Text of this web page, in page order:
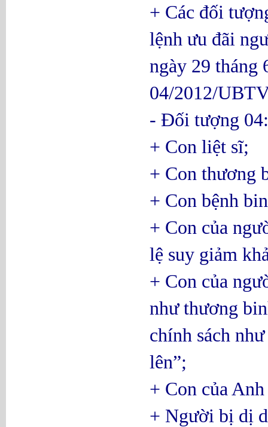
+ Các đối
lệnh ưu đãi
ngày 29 tháng
04/2012/
- Đối tượng 04:
+ Con liệt sĩ;
+ Con thương
+ Con bệnh
+ Con của
lệ suy giảm
+ Con của
như thương
chính sách
lên”;
+ Con của
+ Người bị dị